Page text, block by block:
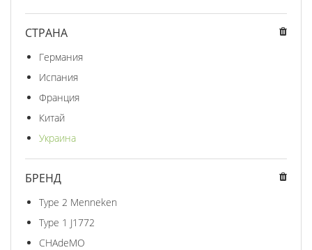
СТРАНА
Германия
Испания
Франция
Китай
Украина
БРЕНД
Type 2 Menneken
Type 1 J1772
CHAdeMO